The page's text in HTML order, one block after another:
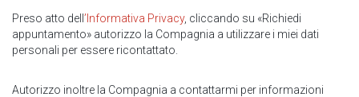
Preso atto dell ’Informativa Privacy, cliccando su «Richiedi
appuntamento» autorizzo la Compagnia a utilizzare i miei dati
personali per essere ricontattato.
Autorizzo inoltre la Compagnia a contattarmi per informazioni